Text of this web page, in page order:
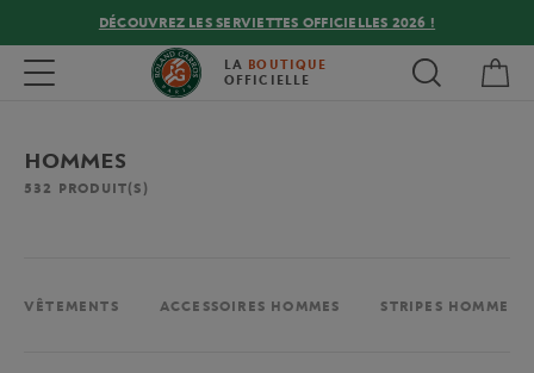
DÉCOUVREZ LES SERVIETTES OFFICIELLES 2026 !
Toggle navigation LA BOUTIQUE
OFFICIELLE
HOMMES
532 PRODUIT(S)
VÊTEMENTS ACCESSOIRES HOMMES STRIPES HOMME